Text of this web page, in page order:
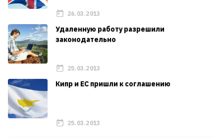
26.03.2013
Удаленную работу разрешили
законодательно
25.03.2013
Кипр и ЕС пришли к соглашению
25.03.2013